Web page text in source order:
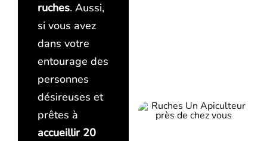
ruches. Aussi,
si vous avez
dans votre
entourage des
personnes
désireuses et
prêtes à
accueillir 20